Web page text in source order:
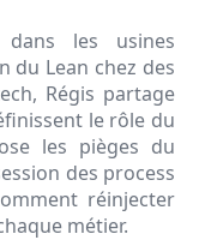
dans les usines
du Lean chez des
Régis partage
le rôle du
les pièges du
des process
réinjecter
métier.